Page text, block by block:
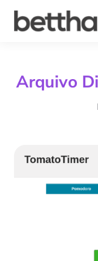
Arquivo